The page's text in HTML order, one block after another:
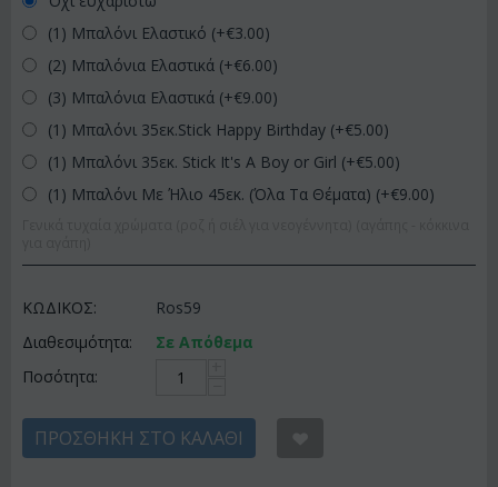
(1) Μπαλόνι Ελαστικό (+€3.00)
(2) Μπαλόνια Ελαστικά (+€6.00)
(3) Μπαλόνια Ελαστικά (+€9.00)
(1) Μπαλόνι 35εκ.Stick Happy Birthday (+€5.00)
(1) Μπαλόνι 35εκ. Stick It's A Boy or Girl (+€5.00)
(1) Μπαλόνι Με Ήλιο 45εκ. (Όλα Τα Θέματα) (+€9.00)
ΚΩΔΙΚΟΣ:
Ros59
Διαθεσιμότητα:
Σε Απόθεμα
Ποσότητα:
ΠΡΟΣΘΉΚΗ ΣΤΟ ΚΑΛΆΘΙ